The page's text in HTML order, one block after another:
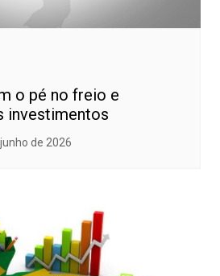
o pé no freio e
investimentos
de 2026